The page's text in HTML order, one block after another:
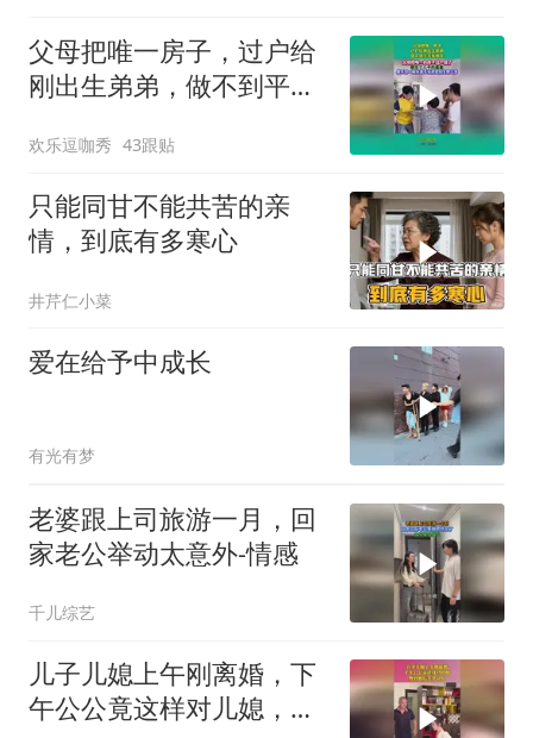
父母把唯一房子，过户给
刚出生弟弟，做不到平等
欢乐逗咖秀 43跟贴
只能同甘不能共苦的亲
情，到底有多寒心
井芹仁小菜
爱在给予中成长
有光有梦
老婆跟上司旅游一月，回
家老公举动太意外-情感
千儿综艺
儿子儿媳上午刚离婚，下
午公公竟这样对儿媳，爱